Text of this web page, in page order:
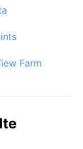
Farm